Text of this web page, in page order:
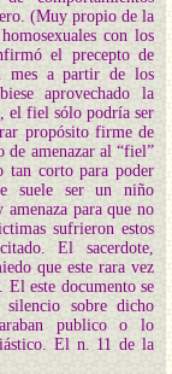
(Muy propio de la
con los
el precepto de
mes a partir de los
aprovechado la
el fiel sólo podría ser
propósito firme de
amenazar al “fiel”
tan corto para poder
suele ser un niño
amenaza para que no
sufrieron estos
El sacerdote,
que este rara vez
El este documento se
silencio sobre dicho
publico o lo
El n. 11 de la